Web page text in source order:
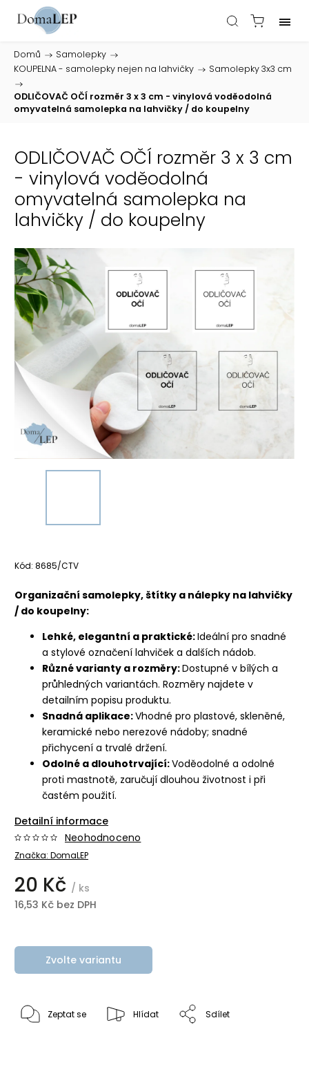
Domů / Samolepky /
KOUPELNA - samolepky nejen na lahvičky /
Samolepky 3x3 cm
/
ODLIČOVAČ OČÍ rozměr 3 x 3 cm - vinylová voděodolná
omyvatelná samolepka na lahvičky / do koupelny
ODLIČOVAČ OČÍ rozměr 3 x 3 cm
- vinylová voděodolná
omyvatelná samolepka na
lahvičky / do koupelny
Kód: 8685/CTV
Organizační samolepky, štítky a nálepky na lahvičky
/ do koupelny:
Lehké, elegantní a praktické:Ideální pro snadné
a stylové označení lahviček a dalších nádob.
Různé varianty a rozměry:Dostupné v bílých a
průhledných variantách. Rozměry najdete v
detailním popisu produktu.
Snadná aplikace:Vhodné pro plastové, skleněné,
keramické nebo nerezové nádoby; snadné
přichycení a trvalé držení.
Odolné a dlouhotrvající:Voděodolné a odolné
proti mastnotě, zaručují dlouhou životnost i při
častém použití.
Detailní informace
Značka: DomaLEP
Neohodnoceno
20 Kč / ks
16,53 Kč bez DPH
Zvolte variantu
Zeptat se Hlídat Sdílet